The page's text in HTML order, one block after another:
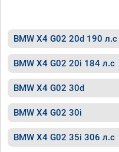
BMW X4 G02 20d 190 л.с
BMW X4 G02 20i 184 л.с
BMW X4 G02 30d
BMW X4 G02 30i
BMW X4 G02 35i 306 л.с